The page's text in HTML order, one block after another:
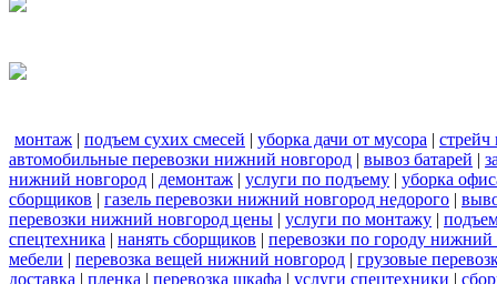
монтаж | подъем сухих смесей | уборка дачи от мусора | стрейч
автомобильные перевозки нижний новгород | вывоз батарей |
нижний новгород | демонтаж | услуги по подъему | уборка
сборщиков | газель перевозки нижний новгород недорого |
перевозки нижний новгород цены | услуги по монтажу |
спецтехника | нанять сборщиков | перевозки по городу нижний
мебели | перевозка вещей нижний новгород | грузовые
доставка | пленка | перевозка шкафа | услуги спецтехники |